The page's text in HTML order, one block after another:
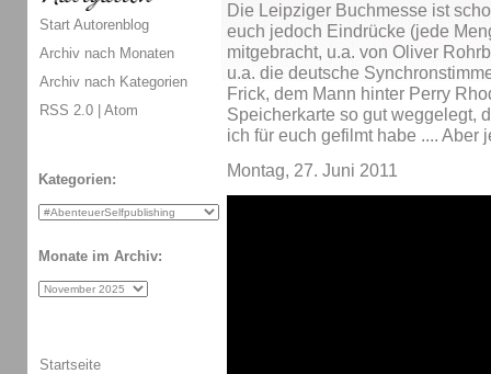
Die Leipziger Buchmesse ist
euch jedoch Eindrücke (jede
mitgebracht, u.a. von Oliver
u.a. die deutsche
Frick, dem Mann hinter Perry
Speicherkarte so gut weggelegt,
ich für euch gefilmt habe .... Aber
Montag, 27. Juni 2011
Start Autorenblog
Archiv nach Monaten
Archiv nach Kategorien
RSS 2.0 | Atom
Kategorien:
Monate im Archiv:
Startseite